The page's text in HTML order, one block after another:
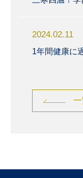
2024.02.11
1年間健康に